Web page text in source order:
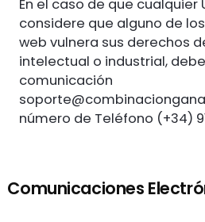
En el caso de que cualquier
considere que alguno de
web vulnera sus derechos
intelectual o industrial,
comunicación
número de Teléfono (+34)
Comunicaciones